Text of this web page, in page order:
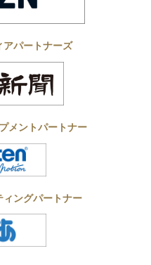
アパートナーズ
メントパートナー
ィングパートナー